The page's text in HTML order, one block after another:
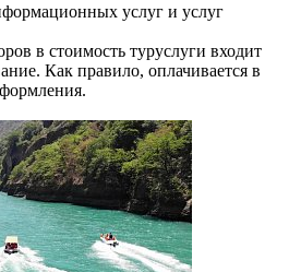
услуг и услуг
в стоимость туруслуги входит
Как правило, оплачивается в